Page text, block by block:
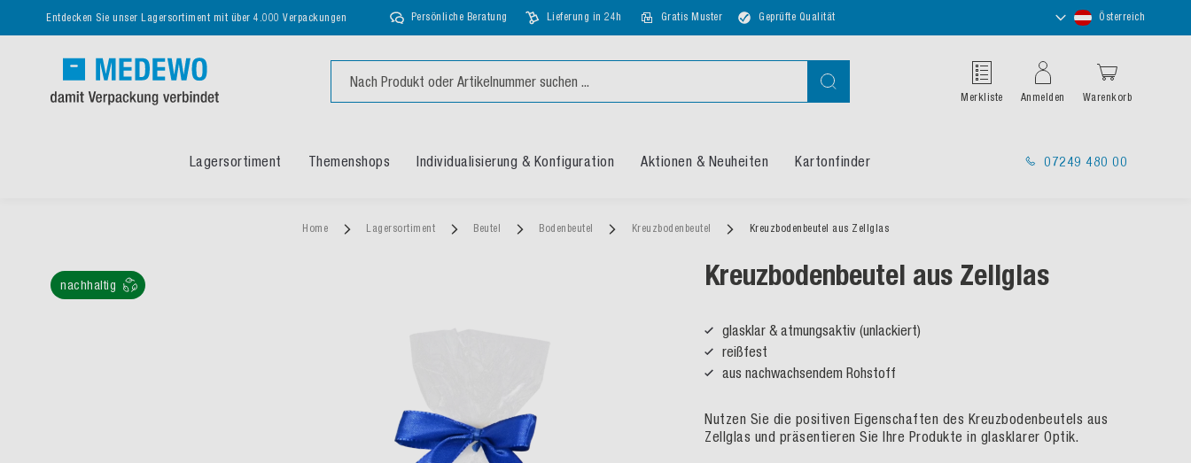
Entdecken Sie unser Lagersortiment mit über 4.000 Verpackungen Persönliche Beratung Lieferung in 24h Gratis Muster Geprüfte Qualität
Store
auswählen
Österreich
Suche
Merkliste Anmelden Warenkorb
Lagersortiment Themenshops Individualisierung & Konfiguration Aktionen & Neuheiten Kartonfinder 07249 480 00
Home Lagersortiment Beutel Bodenbeutel Kreuzbodenbeutel Kreuzbodenbeutel aus Zellglas
nachhaltig Kreuzbodenbeutel aus Zellglas
glasklar & atmungsaktiv (unlackiert)
reißfest
aus nachwachsendem Rohstoff
Nutzen Sie die positiven Eigenschaften des Kreuzbodenbeutels aus
Zellglas und präsentieren Sie Ihre Produkte in glasklarer Optik.